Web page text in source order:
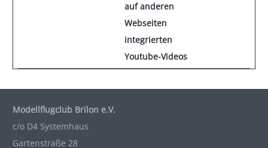
auf anderen
Webseiten
integrierten
Youtube-Videos
Modellflugclub Brilon e.V.
c/o D4 Systemhaus
Gartenstraße 28